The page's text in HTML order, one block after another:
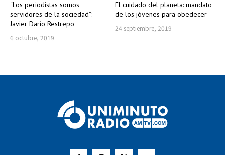
“Los periodistas somos
servidores de la sociedad”:
Javier Darío Restrepo
6 octubre, 2019
El cuidado del planeta: mandato
de los jóvenes para obedecer
24 septiembre, 2019